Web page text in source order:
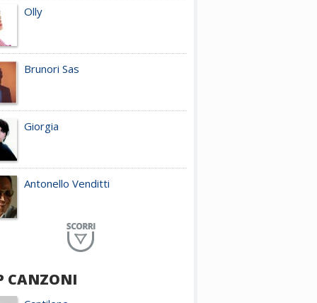
Olly
Brunori Sas
Giorgia
Antonello Venditti
Planet Funk
Achille Lauro
CANZONI